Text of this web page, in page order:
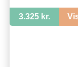
3.325 kr.